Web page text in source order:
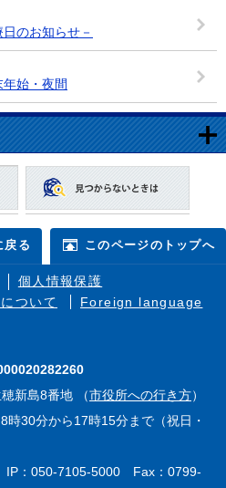
のお知らせ－
始・夜間
戻る このページのトップへ
個人情報保護
ついて
Foreign language
新島8番地 （市役所への行き方）
時30分から17時15分まで（祝日・
IP：050-7105-5000 Fax：0799-